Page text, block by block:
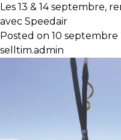
Les 13 & 14 septembre,
avec Speedair
Posted on 10 septembre
selltim.admin